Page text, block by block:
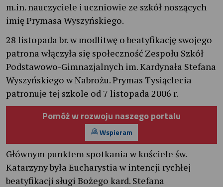
m.in. nauczyciele i uczniowie ze szkół noszących
imię Prymasa Wyszyńskiego.
28 listopada br. w modlitwę o beatyfikację swojego
patrona włączyła się społeczność Zespołu Szkół
Podstawowo-Gimnazjalnych im. Kardynała Stefana
Wyszyńskiego w Nabrożu. Prymas Tysiąclecia
patronuje tej szkole od 7 listopada 2006 r.
Pomóż w rozwoju naszego portalu
Wspieram
Głównym punktem spotkania w kościele św.
Katarzyny była Eucharystia w intencji rychłej
beatyfikacji sługi Bożego kard. Stefana